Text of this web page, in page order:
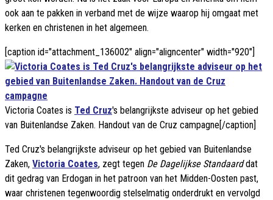
ook aan te pakken in verband met de wijze waarop hij omgaat met
kerken en christenen in het algemeen.
[caption id="attachment_136002" align="aligncenter" width="920"]
Victoria Coates is Ted Cruz's belangrijkste adviseur op het gebied
van Buitenlandse Zaken. Handout van de Cruz campagne[/caption]
Ted Cruz's belangrijkste adviseur op het gebied van Buitenlandse
Zaken, Victoria Coates, zegt tegen De Dagelijkse Standaarddat
dit gedrag van Erdogan in het patroon van het Midden-Oosten past,
waar christenen tegenwoordig stelselmatig onderdrukt en vervolgd